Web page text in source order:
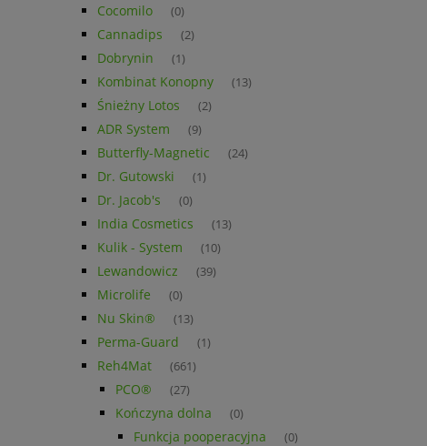
Cocomilo (0)
Cannadips (2)
Dobrynin (1)
Kombinat Konopny (13)
Śnieżny Lotos (2)
ADR System (9)
Butterfly-Magnetic (24)
Dr. Gutowski (1)
Dr. Jacob's (0)
India Cosmetics (13)
Kulik - System (10)
Lewandowicz (39)
Microlife (0)
Nu Skin® (13)
Perma-Guard (1)
Reh4Mat (661)
PCO® (27)
Kończyna dolna (0)
Funkcja pooperacyjna (0)